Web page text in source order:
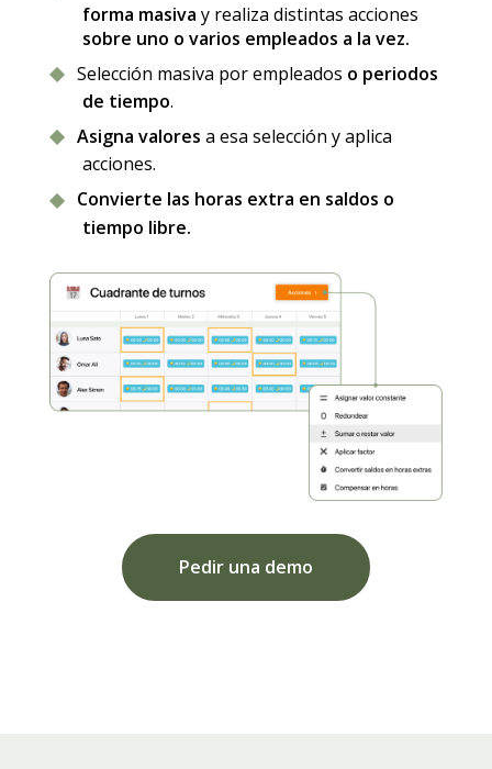
forma masiva y realiza distintas acciones
sobre uno o varios empleados a la vez.
Selección masiva por empleados o periodos
de tiempo.
Asigna valores a esa selección y aplica
acciones.
Convierte las horas extra en saldos o
tiempo libre.
Pedir una demo